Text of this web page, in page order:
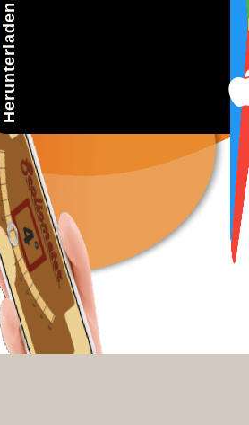
Herunterladen